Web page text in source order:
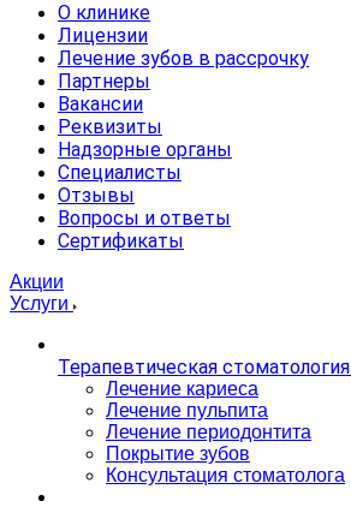
О клинике
Лицензии
Лечение зубов в рассрочку
Партнеры
Вакансии
Реквизиты
Надзорные органы
Специалисты
Отзывы
Вопросы и ответы
Сертификаты
Акции
Услуги
Терапевтическая стоматология
Лечение кариеса
Лечение пульпита
Лечение периодонтита
Покрытие зубов
Консультация стоматолога